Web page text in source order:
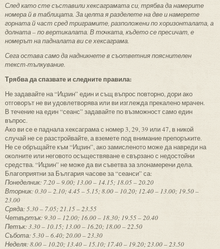
След като сте съставили хексаграмата си, трябва да намерите
номера й в таблицата. За целта я разделете на две и намерете
горната й част сред триграмите, разположени по хоризонталата, а
долната – по вертикалата. В точката, където се пресичат, е
номерът на падналата ви се хексаграма.
Сега остава само да надникнете в съответния пояснителен
текст-тълкувание.
Трябва да спазвате и следните правила:
Не задавайте на “Ицзин” един и същ въпрос повторно, дори ако
отговорът не ви удовлетворява или ви изглежда прекалено мрачен.
В течение на един “сеанс” задавайте по възможност само един
въпрос.
Ако ви се е паднала хексаграма с номер 3, 29, 39 или 47, в никой
случай не се разстройвайте, а вземете под внимание препоръките.
Не се обръщайте към “Ицзин”, ако замисленото може да навреди на
околните или неговото осъществяване е свързано с недостойни
средства. “Ицзин” не може да ви съветва за злонамерени дела.
Благоприятни за България часове за “сеанси” са:
Понеделник: 7.20 – 9.00; 13.00 – 14.15; 18.05 – 20.20
Вторник: 0.30 – 2.10; 4.45 – 5.15; 8.00 – 10.20; 12.40 – 13.00; 19.50 –
23.00
Сряда: 5.30 – 7.05; 21.15 – 23.55
Четвъртък: 9.30 – 12.00; 16.00 – 18.30; 19.55 – 20.40
Петък: 3.30 – 10.15; 13.00 – 16.20; 18.00 – 22.50
Събота: 5.30 – 6.40; 20.00 – 23.30
Неделя: 8.00 – 10.20; 13.40 – 15.10; 17.40 – 19.20; 23.00 – 23.50